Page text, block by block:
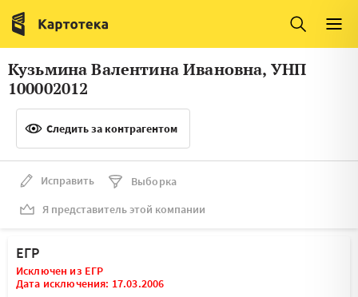
Италия
Люксембург
Литва
Латвия
Словения
Франция
Швеция
Мальта
Кузьмина Валентина Ивановна, УНП
100002012
Следить за контрагентом
Исправить
Выборка
Я представитель этой компании
ЕГР
Исключен из ЕГР
Дата исключения: 17.03.2006